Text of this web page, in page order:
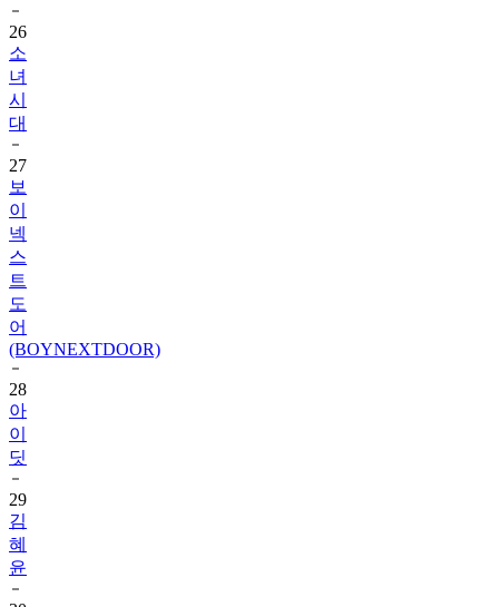
26
소
녀
시
대
27
보
이
넥
스
트
도
어
(BOYNEXTDOOR)
28
아
이
딧
29
김
혜
윤